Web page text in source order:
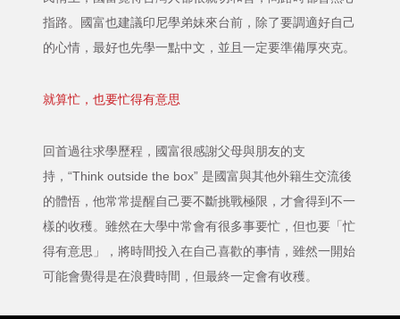
指路。國富也建議印尼學弟妹來台前，除了要調適好自己
的心情，最好也先學一點中文，並且一定要準備厚夾克。
就算忙，也要忙得有意思
回首過往求學歷程，國富很感謝父母與朋友的支
持，“Think outside the box” 是國富與其他外籍生交流後
的體悟，他常常提醒自己要不斷挑戰極限，才會得到不一
樣的收穫。雖然在大學中常會有很多事要忙，但也要「忙
得有意思」，將時間投入在自己喜歡的事情，雖然一開始
可能會覺得是在浪費時間，但最終一定會有收穫。